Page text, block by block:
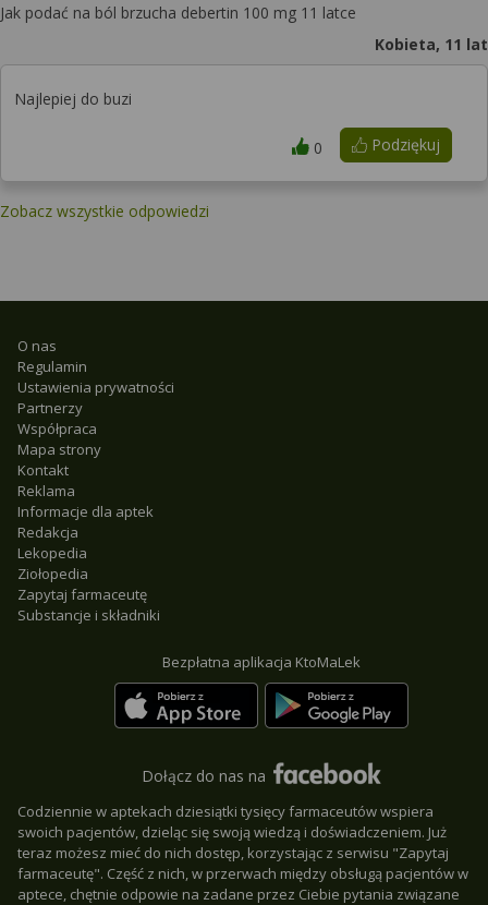
Jak podać na ból brzucha debertin 100 mg 11 latce
Kobieta, 11 lat
Najlepiej do buzi
Podziękuj
0
Zobacz wszystkie odpowiedzi
O nas
Regulamin
Ustawienia prywatności
Partnerzy
Współpraca
Mapa strony
Kontakt
Reklama
Informacje dla aptek
Redakcja
Lekopedia
Ziołopedia
Zapytaj farmaceutę
Substancje i składniki
Bezpłatna aplikacja KtoMaLek
Dołącz do nas na
Codziennie w aptekach dziesiątki tysięcy farmaceutów wspiera
swoich pacjentów, dzieląc się swoją wiedzą i doświadczeniem. Już
teraz możesz mieć do nich dostęp, korzystając z serwisu "Zapytaj
farmaceutę". Część z nich, w przerwach między obsługą pacjentów w
aptece, chętnie odpowie na zadane przez Ciebie pytania związane